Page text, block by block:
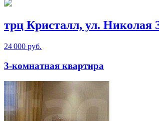
трц Кристалл, ул. Николая
24 000 руб.
3-комнатная квартира